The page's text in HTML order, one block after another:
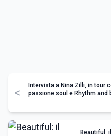
<
Intervista a Nina Zilli, in tour
passione soul e Rhythm and
Beautiful: